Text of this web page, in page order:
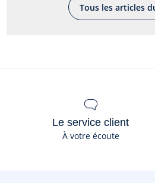
En savoir plusTous les articles
Le service client
À votre écoute